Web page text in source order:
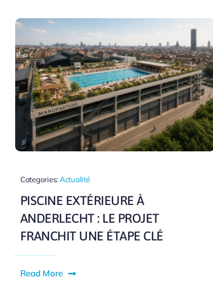
Categories: Actualité
PISCINE EXTÉRIEURE À
ANDERLECHT : LE PROJET
FRANCHIT UNE ÉTAPE CLÉ
Read More